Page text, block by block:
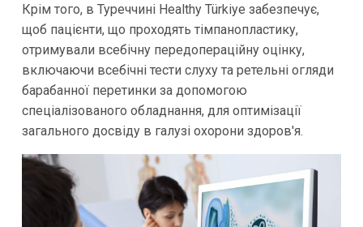
Крім того, в Туреччині Healthy Türkiye забезпечує,
щоб пацієнти, що проходять тімпанопластику,
отримували всебічну передопераційну оцінку,
включаючи всебічні тести слуху та ретельні огляди
барабанної перетинки за допомогою
спеціалізованого обладнання, для оптимізації
загального досвіду в галузі охорони здоров'я.